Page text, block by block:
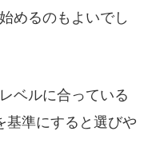
めるのもよいでし
ベルに合っている
基準にすると選びや